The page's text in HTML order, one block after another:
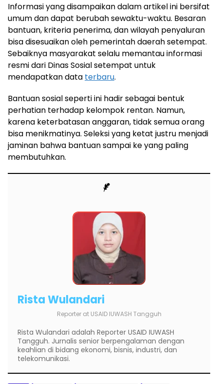
Informasi yang disampaikan dalam artikel ini bersifat
umum dan dapat berubah sewaktu-waktu. Besaran
bantuan, kriteria penerima, dan wilayah penyaluran
bisa disesuaikan oleh pemerintah daerah setempat.
Sebaiknya masyarakat selalu memantau informasi
resmi dari Dinas Sosial setempat untuk
mendapatkan data terbaru.
Bantuan sosial seperti ini hadir sebagai bentuk
perhatian terhadap kelompok rentan. Namun,
karena keterbatasan anggaran, tidak semua orang
bisa menikmatinya. Seleksi yang ketat justru menjadi
jaminan bahwa bantuan sampai ke yang paling
membutuhkan.
Rista Wulandari
Reporter at USAID IUWASH Tangguh
Rista Wulandari adalah Reporter USAID IUWASH
Tangguh. Jurnalis senior berpengalaman dengan
keahlian di bidang ekonomi, bisnis, industri, dan
telekomunikasi.